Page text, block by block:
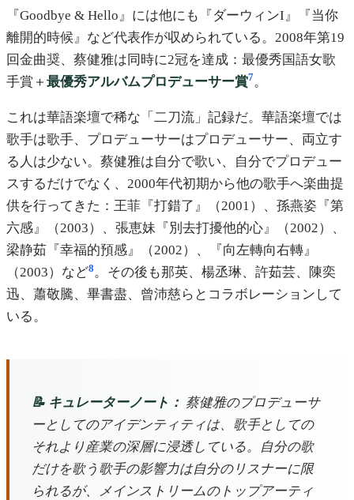
『Goodbye & Hello』には他にも『ダーウィンI』『当你
離開的時候』など代表作が収められている。2008年第19
回金曲奨、蔡健雅は同時に2冠を達成：最優秀国語女歌
手賞＋ 最優秀アルバムプロデューサー賞7。
これは華語楽壇で稀な「二刀流」記録だ。華語楽壇では
歌手は歌手、プロデューサーはプロデューサー、両立す
る人は少ない。蔡健雅は自分で歌い、自分でプロデュー
スするだけでなく、2000年代初期から他の歌手へ楽曲提
供を行ってきた：王菲『打錯了』（2001）、孫燕姿『第
六感』（2003）、張恵妹『別去打擾他的心』（2002）、
梁静茹『幸福的預感』（2002）、『向左轉向右轉』
（2003）など8。その後も那英、楊丞琳、許茹芸、陳奕
迅、蕭敬騰、畢書盡、曾沛慈らとコラボレーションして
いる。
📝 キュレーターノート： 蔡健雅のプロデューサ
ーとしてのアイデンティティは、歌手としての
それより産業の深層に浸透している。自分の歌
だけを歌う歌手の影響力は自分のリスナーに限
られるが、メインストリームのトップアーティ